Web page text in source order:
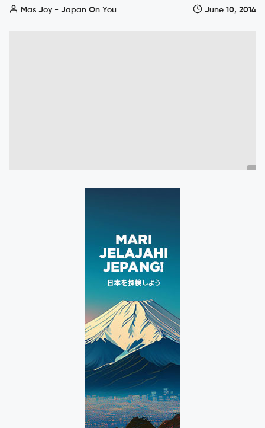
Mas Joy - Japan On You June 10, 2014